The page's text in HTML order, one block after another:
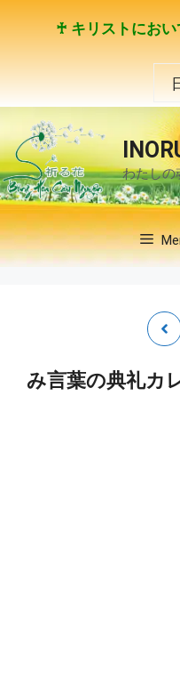
ス
キ
ッ
プ
♰ キリストにお
を
選
択
わたしの
み言葉の典礼カ